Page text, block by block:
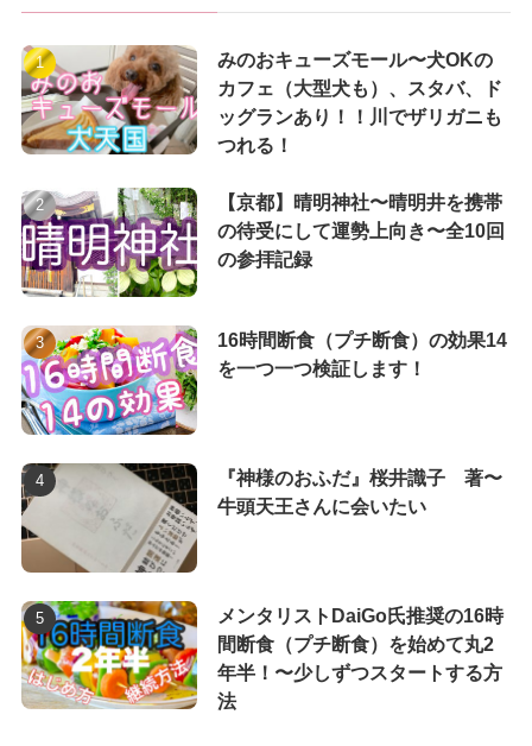
みのおキューズモール〜犬OKの
カフェ（大型犬も）、スタバ、ド
ッグランあり！！川でザリガニも
つれる！
【京都】晴明神社〜晴明井を携帯
の待受にして運勢上向き〜全10回
の参拝記録
16時間断食（プチ断食）の効果14
を一つ一つ検証します！
『神様のおふだ』桜井識子 著〜
牛頭天王さんに会いたい
メンタリストDaiGo氏推奨の16時
間断食（プチ断食）を始めて丸2
年半！〜少しずつスタートする方
法